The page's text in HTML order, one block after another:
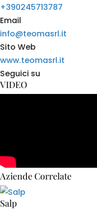
+390245713787
Email
info@teomasrl.it
Sito Web
www.teomasrl.it
Seguici su
VIDEO
Aziende Correlate
Salp